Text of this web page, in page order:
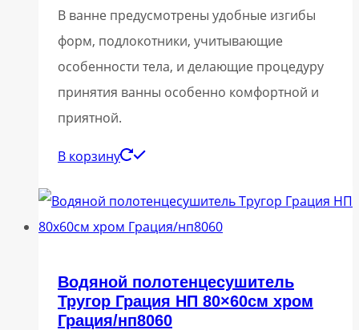
В ванне предусмотрены удобные изгибы
форм, подлокотники, учитывающие
особенности тела, и делающие процедуру
принятия ванны особенно комфортной и
приятной.
В корзину
Водяной полотенцесушитель
Тругор Грация НП 80×60см хром
Грация/нп8060